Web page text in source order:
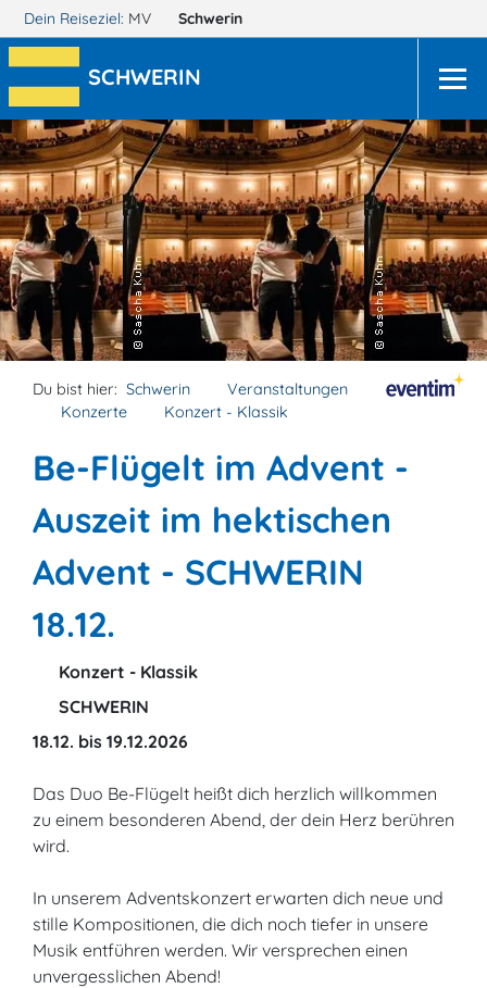
Dein Reiseziel: MV Schwerin
SCHWERIN
Du bist hier: Schwerin
Veranstaltungen
Konzerte
Konzert - Klassik
Be-Flügelt im Advent -
Auszeit im hektischen
Advent - SCHWERIN
18.12.
Konzert - Klassik
SCHWERIN
18.12. bis 19.12.2026
Das Duo Be-Flügelt heißt dich herzlich willkommen
zu einem besonderen Abend, der dein Herz berühren
wird.
In unserem Adventskonzert erwarten dich neue und
stille Kompositionen, die dich noch tiefer in unsere
Musik entführen werden. Wir versprechen einen
unvergesslichen Abend!